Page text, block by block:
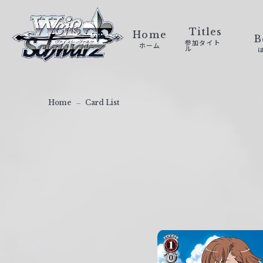
ァ
Home
ホーム
Titles
参加タイト
ル
Home Card List